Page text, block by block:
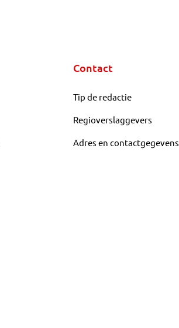
Contact
Tip de redactie
Regioverslaggevers
Adres en contactgegevens